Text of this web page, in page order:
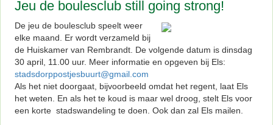
Jeu de boulesclub still going strong!
De jeu de boulesclub speelt weer
elke maand. Er wordt verzameld bij
de Huiskamer van Rembrandt. De volgende datum is dinsdag
30 april, 11.00 uur. Meer informatie en opgeven bij Els:
stadsdorppostjesbuurt@gmail.com
Als het niet doorgaat, bijvoorbeeld omdat het regent, laat Els
het weten. En als het te koud is maar wel droog, stelt Els voor
een korte stadswandeling te doen. Ook dan zal Els mailen.